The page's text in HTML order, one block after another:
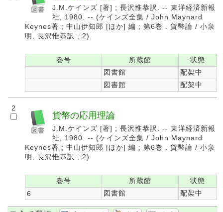
J.M.ケインズ [著] ; 長沢惟恭訳. -- 東洋経済新報
社, 1980. -- (ケインズ全集 / John Maynard
Keynes著 ; 中山伊知郎 [ほか] 編 ; 第6巻 . 貨幣論 / 小泉
明, 長沢惟恭訳 ; 2).
巻号 所蔵館
状態
図書館
配架中
図書館
配架中
2
貨幣の応用理論
J.M.ケインズ [著] ; 長沢惟恭訳. -- 東洋経済新報
社, 1980. -- (ケインズ全集 / John Maynard
Keynes著 ; 中山伊知郎 [ほか] 編 ; 第6巻 . 貨幣論 / 小泉
明, 長沢惟恭訳 ; 2).
巻号 所蔵館
状態
6
図書館 配架中